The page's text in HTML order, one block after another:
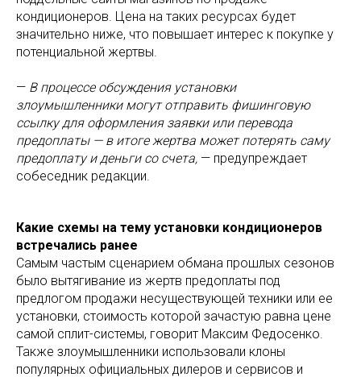
кондиционеров. Цена на таких ресурсах будет
значительно ниже, что повышает интерес к покупке у
потенциальной жертвы.
— В процессе обсуждения установки
злоумышленники могут отправить фишинговую
ссылку для оформления заявки или перевода
предоплаты — в итоге жертва может потерять саму
предоплату и деньги со счета, — предупреждает
собеседник редакции.
Какие схемы на тему установки кондиционеров
встречались ранее
Самым частым сценарием обмана прошлых сезонов
было вытягивание из жертв предоплаты под
предлогом продажи несуществующей техники или ее
установки, стоимость которой зачастую равна цене
самой сплит-системы, говорит Максим Федосенко.
Также злоумышленники использовали клоны
популярных официальных дилеров и сервисов и